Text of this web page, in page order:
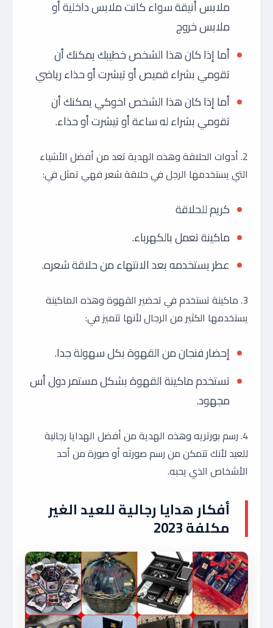
ملابس أنيقة سواء كانت ملابس داخلية أو
ملابس خروج
أما إذا كان هذا الشخص خطيبك يمكنك أن
تقومي بشراء قميص أو تيشرت أو حذاء رياضي
أما إذا كان هذا الشخص اخوكي يمكنك أن
تقومي بشراء له ساعة أو تيشرت أو حذاء.
2. أدوات الحلاقة وهذه الهدية تعد من أفضل الأشياء
التي يستخدمها الرجل في حلاقة شعر فهي تمثل في:
كريم للحلاقة
ماكينة تعمل بالكهرباء.
عطر يستخدمه بعد الانتهاء من حلاقة شعره.
3. ماكينة تستخدم في تحضير القهوة وهذه الماكينة
يستخدمها الكثير من الرجال لأنها تتميز في:
إحضار فنجان من القهوة بكل سهولة جدا.
تستخدم ماكينة القهوة بشكل مستمر دول أس
مجهود.
4. رسم بورتريه وهذه الهدية من أفضل الهدايا رجالية
للعيد لأنك تتمكن من رسم صورته أو صورة من أحد
الأشخاص الذي يحبه.
أفكار هدايا رجالية للعيد الغير
مكلفة 2023